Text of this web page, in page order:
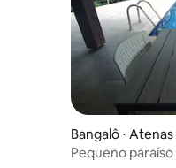
Bangalô ⋅ Atenas
Pequeno paraíso